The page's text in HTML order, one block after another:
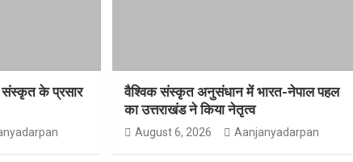
संस्कृत के प्रसार
वैश्विक संस्कृत अनुसंधान में भारत-नेपाल पहल
का उत्तराखंड ने किया नेतृत्व
August 6, 2026 Aanjanyadarpan